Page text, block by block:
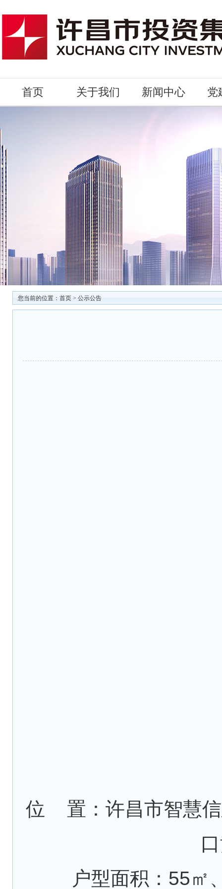
首页 关于我们 新闻中心 党
您当前的位置： 首页 > 公示公告
位 置：许昌市智慧信
户型面积：55㎡